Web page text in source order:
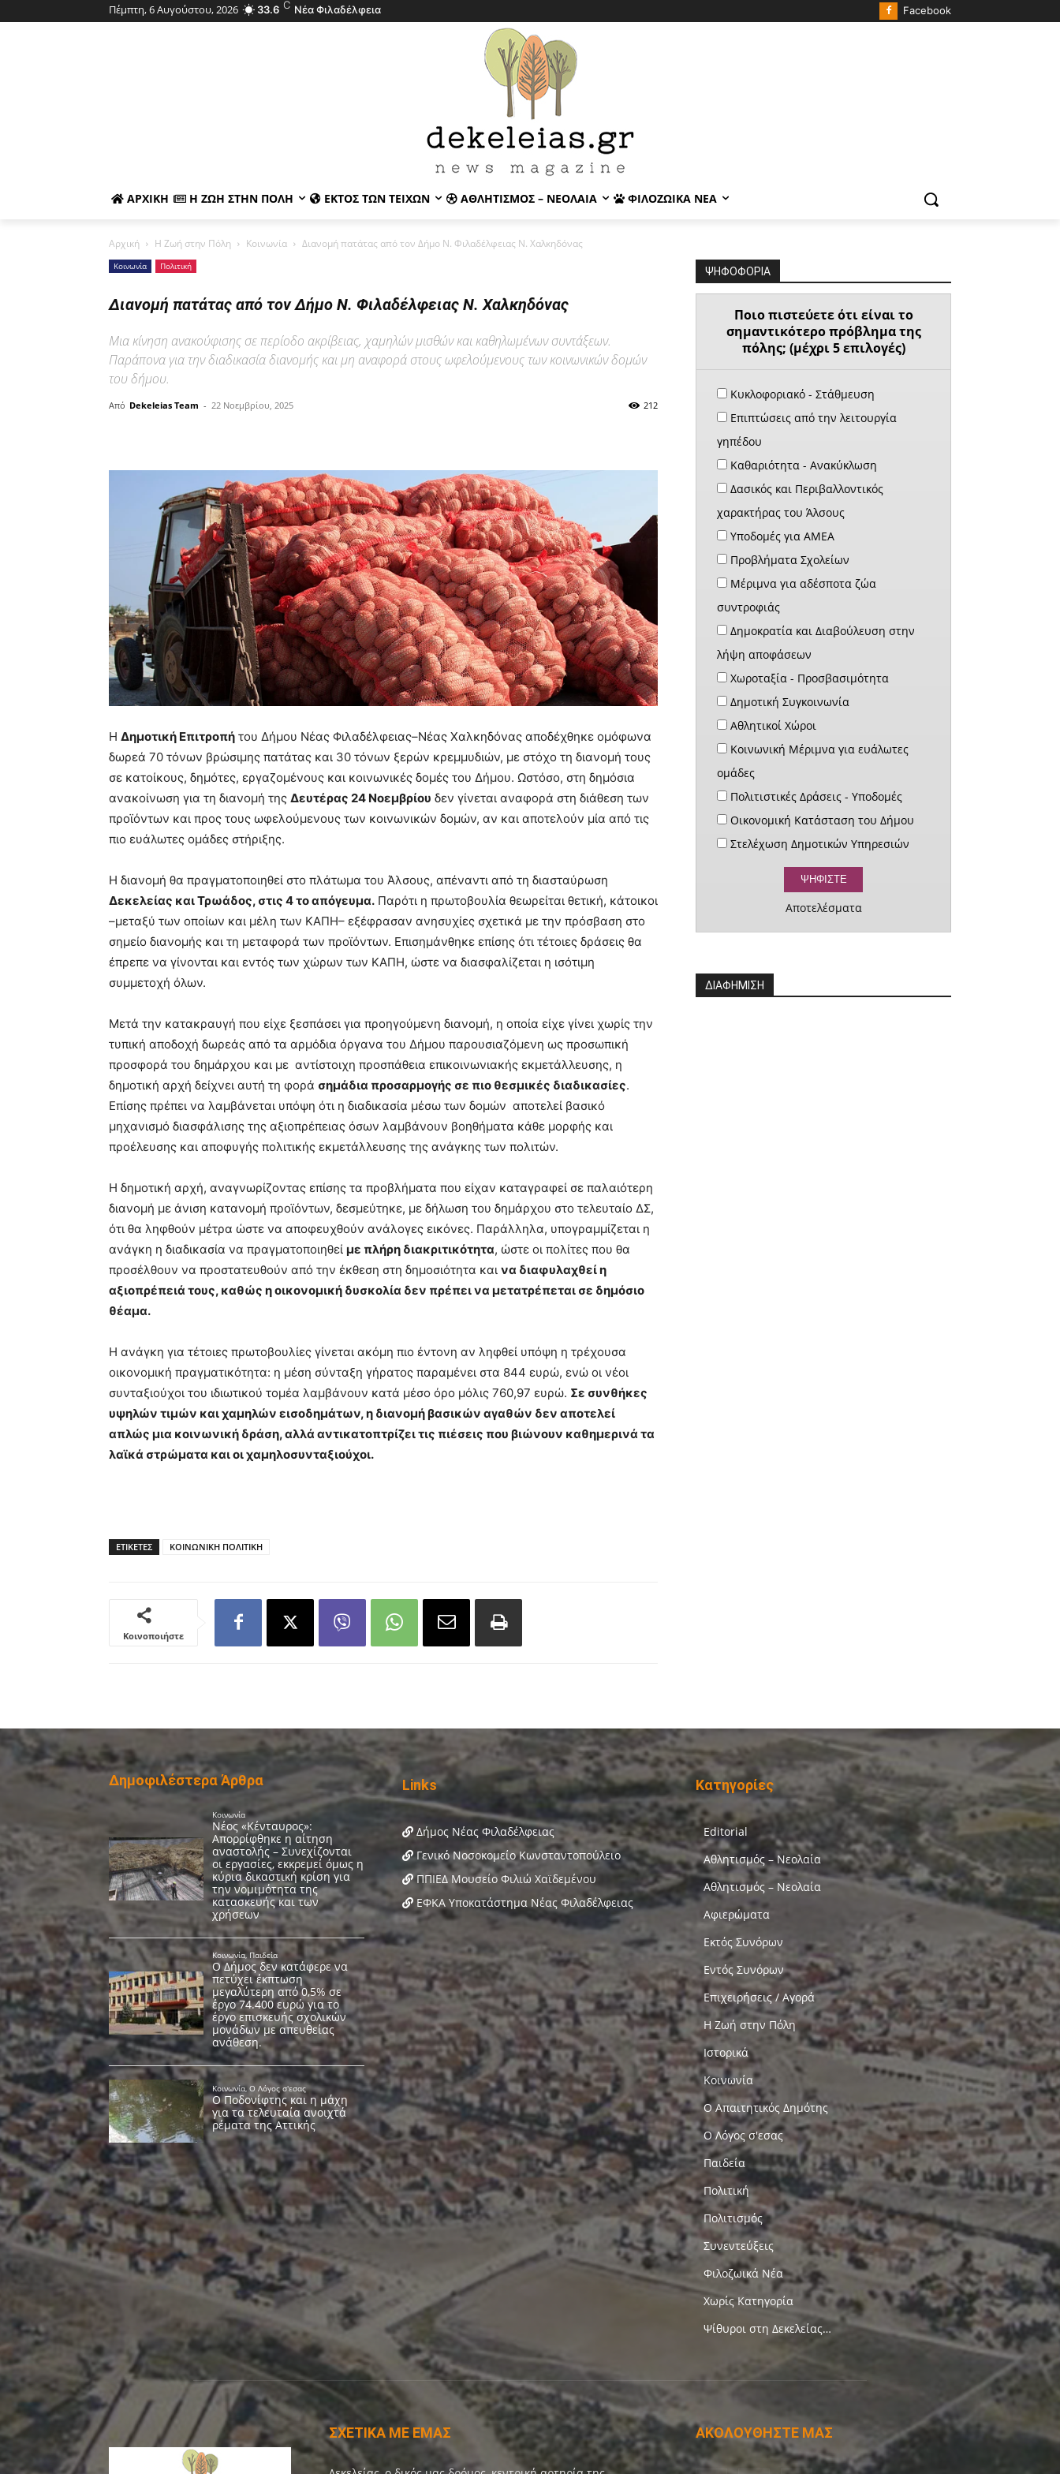
Πέμπτη, 6 Αυγούστου, 2026 33.6 C Νέα Φιλαδέλφεια Facebook
ΑΡΧΙΚΉ Η ΖΩΉ ΣΤΗΝ ΠΌΛΗ ΕΚΤΌΣ ΤΩΝ ΤΕΙΧΏΝ ΑΘΛΗΤΙΣΜΌΣ – ΝΕΟΛΑΊΑ ΦΙΛΟΖΩΙΚΆ ΝΈΑ
Αρχική Η Ζωή στην Πόλη Κοινωνία Διανομή πατάτας από τον Δήμο Ν. Φιλαδέλφειας Ν. Χαλκηδόνας
Κοινωνία Πολιτική
Διανομή πατάτας από τον Δήμο Ν. Φιλαδέλφειας Ν. Χαλκηδόνας
Μια κίνηση ανακούφισης σε περίοδο ακρίβειας, χαμηλών μισθών και καθηλωμένων συντάξεων.
Παράπονα για την διαδικασία διανομής και μη αναφορά στους ωφελούμενους των κοινωνικών δομών
του δήμου.
Από Dekeleias Team - 22 Νοεμβρίου, 2025 212
Η Δημοτική Επιτροπή του Δήμου Νέας Φιλαδέλφειας–Νέας Χαλκηδόνας αποδέχθηκε ομόφωνα
δωρεά 70 τόνων βρώσιμης πατάτας και 30 τόνων ξερών κρεμμυδιών, με στόχο τη διανομή τους
σε κατοίκους, δημότες, εργαζομένους και κοινωνικές δομές του Δήμου. Ωστόσο, στη δημόσια
ανακοίνωση για τη διανομή της Δευτέρας 24 Νοεμβρίου δεν γίνεται αναφορά στη διάθεση των
προϊόντων και προς τους ωφελούμενους των κοινωνικών δομών, αν και αποτελούν μία από τις
πιο ευάλωτες ομάδες στήριξης.
Η διανομή θα πραγματοποιηθεί στο πλάτωμα του Άλσους, απέναντι από τη διασταύρωση
Δεκελείας και Τρωάδος, στις 4 το απόγευμα. Παρότι η πρωτοβουλία θεωρείται θετική, κάτοικοι
–μεταξύ των οποίων και μέλη των ΚΑΠΗ– εξέφρασαν ανησυχίες σχετικά με την πρόσβαση στο
σημείο διανομής και τη μεταφορά των προϊόντων. Επισημάνθηκε επίσης ότι τέτοιες δράσεις θα
έπρεπε να γίνονται και εντός των χώρων των ΚΑΠΗ, ώστε να διασφαλίζεται η ισότιμη
συμμετοχή όλων.
Μετά την κατακραυγή που είχε ξεσπάσει για προηγούμενη διανομή, η οποία είχε γίνει χωρίς την
τυπική αποδοχή δωρεάς από τα αρμόδια όργανα του Δήμου παρουσιαζόμενη ως προσωπική
προσφορά του δημάρχου και με αντίστοιχη προσπάθεια επικοινωνιακής εκμετάλλευσης, η
δημοτική αρχή δείχνει αυτή τη φορά σημάδια προσαρμογής σε πιο θεσμικές διαδικασίες.
Επίσης πρέπει να λαμβάνεται υπόψη ότι η διαδικασία μέσω των δομών αποτελεί βασικό
μηχανισμό διασφάλισης της αξιοπρέπειας όσων λαμβάνουν βοηθήματα κάθε μορφής και
προέλευσης και αποφυγής πολιτικής εκμετάλλευσης της ανάγκης των πολιτών.
Η δημοτική αρχή, αναγνωρίζοντας επίσης τα προβλήματα που είχαν καταγραφεί σε παλαιότερη
διανομή με άνιση κατανομή προϊόντων, δεσμεύτηκε, με δήλωση του δημάρχου στο τελευταίο ΔΣ,
ότι θα ληφθούν μέτρα ώστε να αποφευχθούν ανάλογες εικόνες. Παράλληλα, υπογραμμίζεται η
ανάγκη η διαδικασία να πραγματοποιηθεί με πλήρη διακριτικότητα, ώστε οι πολίτες που θα
προσέλθουν να προστατευθούν από την έκθεση στη δημοσιότητα και να διαφυλαχθεί η
αξιοπρέπειά τους, καθώς η οικονομική δυσκολία δεν πρέπει να μετατρέπεται σε δημόσιο
θέαμα.
Η ανάγκη για τέτοιες πρωτοβουλίες γίνεται ακόμη πιο έντονη αν ληφθεί υπόψη η τρέχουσα
οικονομική πραγματικότητα: η μέση σύνταξη γήρατος παραμένει στα 844 ευρώ, ενώ οι νέοι
συνταξιούχοι του ιδιωτικού τομέα λαμβάνουν κατά μέσο όρο μόλις 760,97 ευρώ. Σε συνθήκες
υψηλών τιμών και χαμηλών εισοδημάτων, η διανομή βασικών αγαθών δεν αποτελεί
απλώς μια κοινωνική δράση, αλλά αντικατοπτρίζει τις πιέσεις που βιώνουν καθημερινά τα
λαϊκά στρώματα και οι χαμηλοσυνταξιούχοι.
ΕΤΙΚΕΤΕΣ ΚΟΙΝΩΝΙΚΗ ΠΟΛΙΤΙΚΗ
Κοινοποιήστε
ΨΗΦΟΦΟΡΙΑ
Ποιο πιστεύετε ότι είναι το
σημαντικότερο πρόβλημα της
πόλης; (μέχρι 5 επιλογές)
Κυκλοφοριακό - Στάθμευση
Επιπτώσεις από την λειτουργία
γηπέδου
Καθαριότητα - Ανακύκλωση
Δασικός και Περιβαλλοντικός
χαρακτήρας του Άλσους
Υποδομές για ΑΜΕΑ
Προβλήματα Σχολείων
Μέριμνα για αδέσποτα ζώα
συντροφιάς
Δημοκρατία και Διαβούλευση στην
λήψη αποφάσεων
Χωροταξία - Προσβασιμότητα
Δημοτική Συγκοινωνία
Αθλητικοί Χώροι
Κοινωνική Μέριμνα για ευάλωτες
ομάδες
Πολιτιστικές Δράσεις - Υποδομές
Οικονομική Κατάσταση του Δήμου
Στελέχωση Δημοτικών Υπηρεσιών
Αποτελέσματα
ΔΙΑΦΗΜΙΣΗ
Δημοφιλέστερα Άρθρα Links
Δήμος Νέας Φιλαδέλφειας
Γενικό Νοσοκομείο Κωνσταντοπούλειο
ΠΠΙΕΔ Μουσείο Φιλιώ Χαϊδεμένου
ΕΦΚΑ Υποκατάστημα Νέας Φιλαδέλφειας
Κατηγορίες
Editorial
Αθλητισμός – Νεολαία
Αθλητισμός – Νεολαία
Αφιερώματα
Εκτός Συνόρων
Εντός Συνόρων
Επιχειρήσεις / Αγορά
Η Ζωή στην Πόλη
Ιστορικά
Κοινωνία
Ο Απαιτητικός Δημότης
Ο Λόγος σ'εσας
Παιδεία
Πολιτική
Πολιτισμός
Συνεντεύξεις
Φιλοζωικά Νέα
Χωρίς Κατηγορία
Ψίθυροι στη Δεκελείας…
ΣΧΕΤΙΚΑ ΜΕ ΕΜΑΣ ΑΚΟΛΟΥΘΗΣΤΕ ΜΑΣ